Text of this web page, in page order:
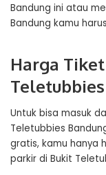
Bandung ini atau
Bandung kamu
Harga
Untuk bisa masuk
Teletubbies
gratis, kamu hanya
parkir di Bukit